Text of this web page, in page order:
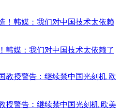
韩媒：我们对中国技术太依赖了
授警告：继续禁中国光刻机 欧美